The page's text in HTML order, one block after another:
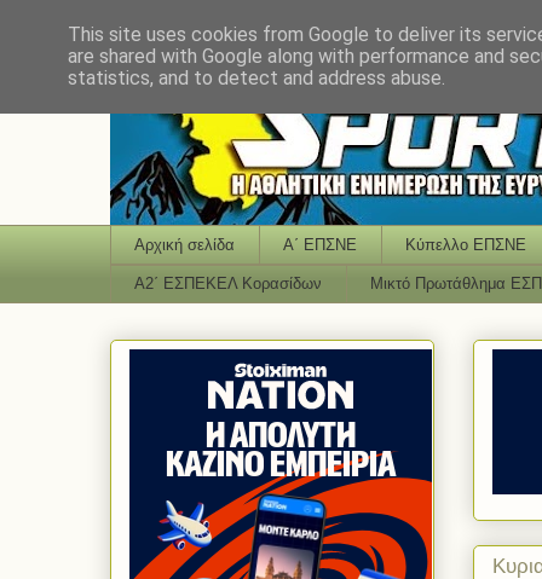
Αρχική σελίδα Α΄ ΕΠΣΝΕ Κύπελλο ΕΠΣΝΕ
Α2΄ ΕΣΠΕΚΕΛ Κορασίδων Μικτό Πρωτάθλημα
This site uses cookies from Google to deliver its
are shared with Google along with performance and
statistics, and to detect and address abuse.